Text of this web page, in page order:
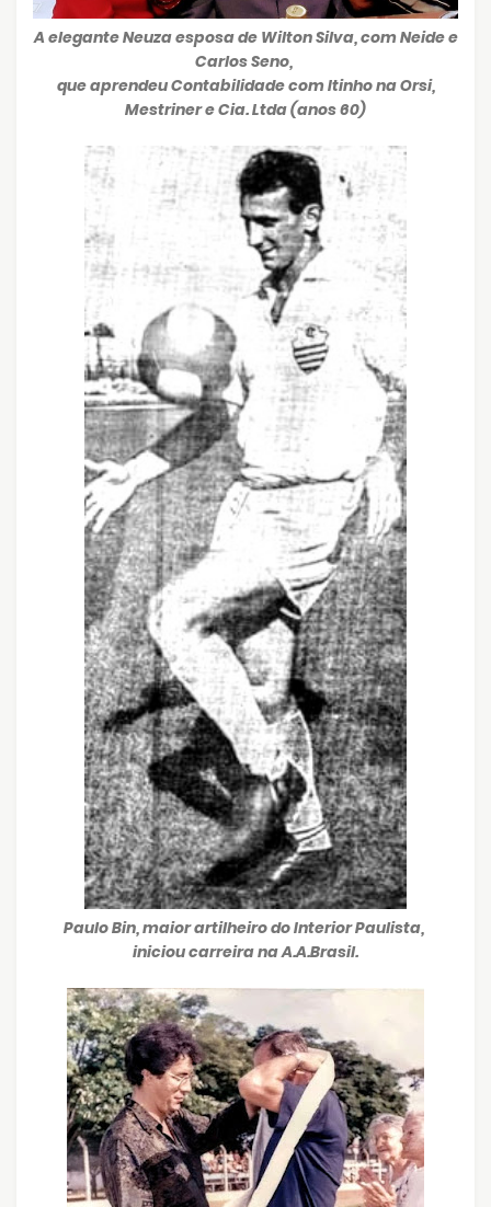
A elegante Neuza esposa de Wilton Silva, com Neide e
Carlos Seno,
que aprendeu Contabilidade com Itinho na Orsi,
Mestriner e Cia. Ltda (anos 60)
Paulo Bin, maior artilheiro do Interior Paulista,
iniciou carreira na A.A.Brasil.